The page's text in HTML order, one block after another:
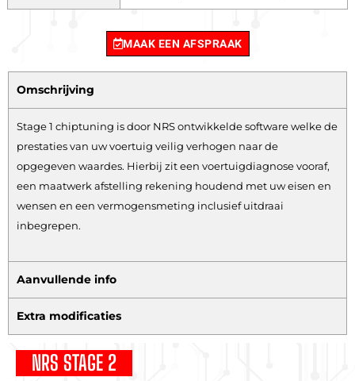
MAAK EEN AFSPRAAK
Omschrijving
Stage 1 chiptuning is door NRS ontwikkelde software welke de
prestaties van uw voertuig veilig verhogen naar de
opgegeven waardes. Hierbij zit een voertuigdiagnose vooraf,
een maatwerk afstelling rekening houdend met uw eisen en
wensen en een vermogensmeting inclusief uitdraai
inbegrepen.
Aanvullende info
Extra modificaties
NRS STAGE 2